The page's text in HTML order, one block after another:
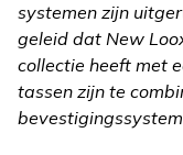
systemen zijn
geleid dat New
collectie heeft met
tassen zijn te